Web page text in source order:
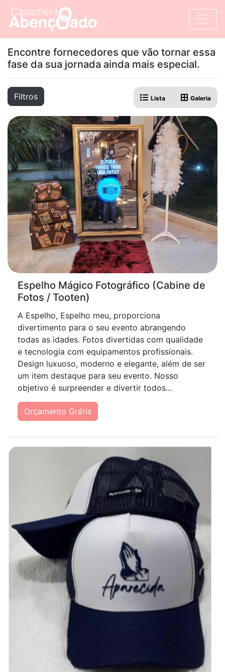
Encontre fornecedores que vão tornar essa
fase da sua jornada ainda mais especial.
Filtros Lista Galeria
Espelho Mágico Fotográfico (Cabine de
Fotos / Tooten)
A Espelho, Espelho meu, proporciona
divertimento para o seu evento abrangendo
todas as idades. Fotos divertidas com qualidade
e tecnologia com equipamentos profissionais.
Design luxuoso, moderno e elegante, além de ser
um item destaque para seu evento. Nosso
objetivo é surpreender e divertir todos...
Orçamento Grátis